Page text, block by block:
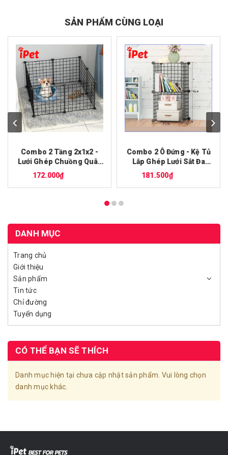
SẢN PHẨM CÙNG LOẠI
Combo 2 Tầng 2x1x2 -
Lưới Ghép Chuồng Quây
Thú Cưng Chó Mèo
(tặng kèm chốt) - iPet
Shop
172.000₫
Combo 2 Ô Đứng - Kệ Tủ
Lắp Ghép Lưới Sắt Đa
Năng ( TẶNG KÈM CHỐT
) - iPet Shop
181.500₫
DANH MỤC
Trang chủ
Giới thiệu
Sản phẩm
Tin tức
Chỉ đường
Tuyển dụng
CÓ THỂ BẠN SẼ THÍCH
Danh mục hiện tại chưa cập nhật sản phẩm. Vui lòng chọn
danh mục khác.